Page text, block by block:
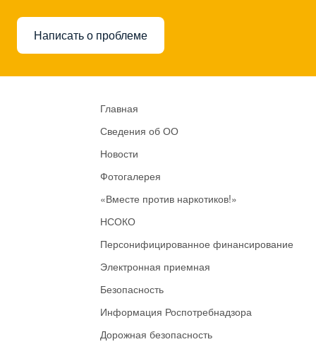
Написать о проблеме
Главная
Сведения об ОО
Новости
Фотогалерея
«Вместе против наркотиков!»
НСОКО
Персонифицированное финансирование
Электронная приемная
Безопасность
Информация Роспотребнадзора
Дорожная безопасность